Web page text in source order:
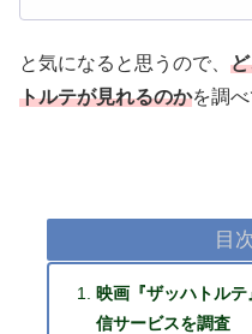
と気になると思うので、
トルテが見れるのかを調べ
目
映画『ザッハトル
信サービスを調査